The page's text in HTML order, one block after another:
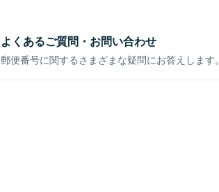
よくあるご質問・お問い合わせ
郵便番号に関するさまざまな疑問にお答えします。